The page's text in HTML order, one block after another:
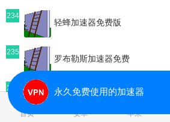
234
轻蜂加速器免费版
235
罗布勒斯加速器免费
236
推特下载官网入口2024最新版本
首页 安卓 苹果
永久免费使用的加速器